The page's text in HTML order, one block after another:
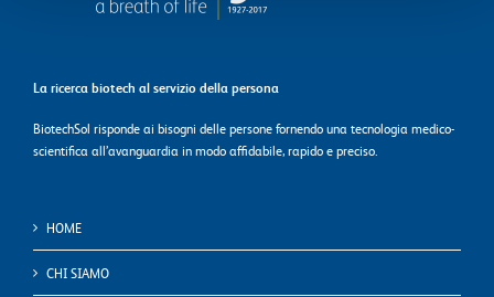
La ricerca biotech al servizio della persona
BiotechSol risponde ai bisogni delle persone fornendo una tecnologia medico-
scientifica all’avanguardia in modo affidabile, rapido e preciso.
HOME
CHI SIAMO